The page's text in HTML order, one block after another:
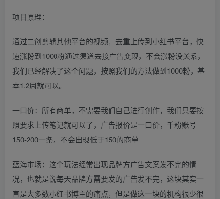
项目原理：
通过二创剪辑其他平台的视频，去重上传到小红书平台，快
速涨粉到1000粉通过渠道去接广告变现，不会涨粉没关系，
我们已经解决了这个问题，按照我们的方法做到1000粉，基
本1.2周就可以。
一口价：所有商单，不需要我们自己进行创作，我们只要按
照要求上传笔记就可以了，广告报价是一口价，千粉账号
150-200一条。不会出现低于150的商单
蓝海市场：这个玩法经常出现品牌方广告文案发不完的情
况，也就是说每天品牌方需要发的广告发不完，这块其实一
直是大多数小红书博主的痛点，但是做这一块的机构很少很